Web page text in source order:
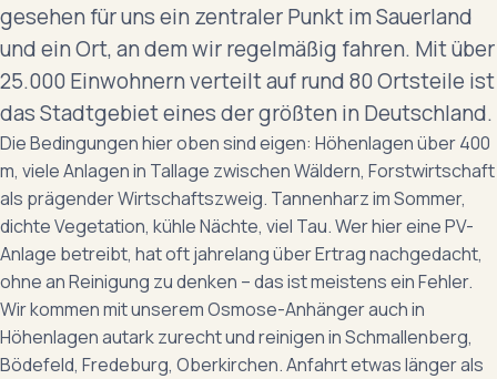
gesehen für uns ein zentraler Punkt im Sauerland
und ein Ort, an dem wir regelmäßig fahren. Mit über
25.000 Einwohnern verteilt auf rund 80 Ortsteile ist
das Stadtgebiet eines der größten in Deutschland.
Die Bedingungen hier oben sind eigen: Höhenlagen über 400
m, viele Anlagen in Tallage zwischen Wäldern, Forstwirtschaft
als prägender Wirtschaftszweig. Tannenharz im Sommer,
dichte Vegetation, kühle Nächte, viel Tau. Wer hier eine PV-
Anlage betreibt, hat oft jahrelang über Ertrag nachgedacht,
ohne an Reinigung zu denken – das ist meistens ein Fehler.
Wir kommen mit unserem Osmose-Anhänger auch in
Höhenlagen autark zurecht und reinigen in Schmallenberg,
Bödefeld, Fredeburg, Oberkirchen. Anfahrt etwas länger als